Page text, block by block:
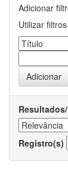
Adicionar
Utilizar
Registro(s)